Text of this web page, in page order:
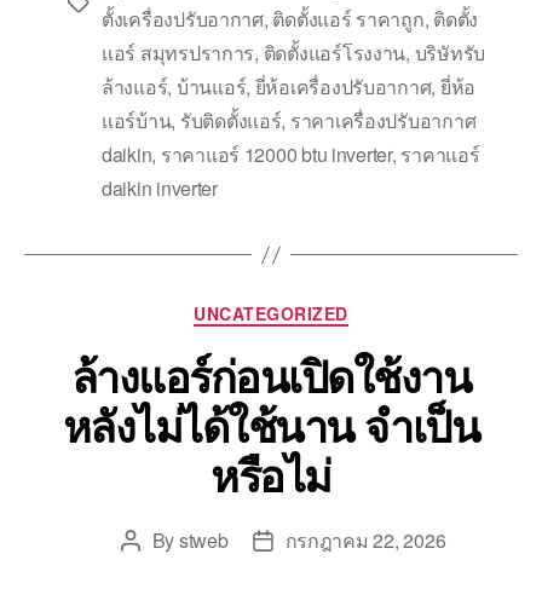
ตั้งเครื่องปรับอากาศ, ติดตั้งแอร์ ราคาถูก, ติดตั้ง
แอร์ สมุทรปราการ, ติดตั้งแอร์โรงงาน, บริษัทรับ
ล้างแอร์, บ้านแอร์, ยี่ห้อเครื่องปรับอากาศ, ยี่ห้อ
แอร์บ้าน, รับติดตั้งแอร์, ราคาเครื่องปรับอากาศ
daikin, ราคาแอร์ 12000 btu inverter, ราคาแอร์
daikin inverter
UNCATEGORIZED
ล้างแอร์ก่อนเปิดใช้งาน
หลังไม่ได้ใช้นาน จำเป็น
หรือไม่
Bystweb กรกฎาคม 22, 2026